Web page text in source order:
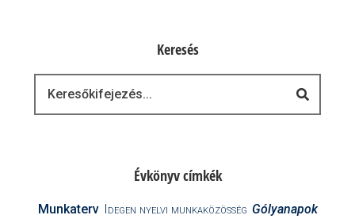
Keresés
Évkönyv címkék
Munkaterv Idegen nyelvi munkaközösség Gólyanapok